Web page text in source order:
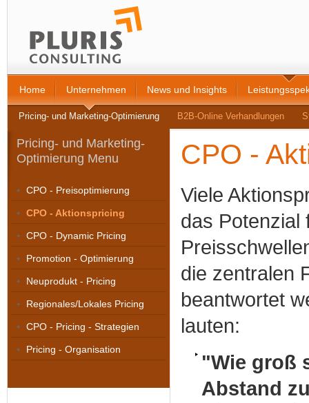
Home Unternehmen News und Insights
Pricing- und Marketing-Optimierung B2B-Online Verhandlungen
Pricing- und Marketing-
Optimierung Menu
CPO - Preisoptimierung
CPO - Aktionspricing
CPO - Dynamic Pricing
Promotion - Optimierung
Neuprodukt - Pricing
Regionales/Lokales Pricing
CPO - Pricing - Strategien
Pricing - Organisation
CPO -
Viele
das Potenzial
die zentralen
beantwortet
lauten:
"Wie groß
Abstand